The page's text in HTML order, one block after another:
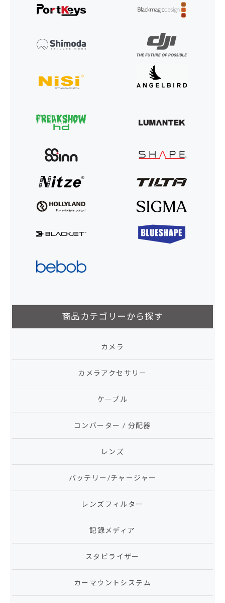
商品カテゴリーから探す
カメラ
カメラアクセサリー
ケーブル
コンバーター / 分配器
レンズ
バッテリー/チャージャー
レンズフィルター
記録メディア
スタビライザー
カーマウントシステム